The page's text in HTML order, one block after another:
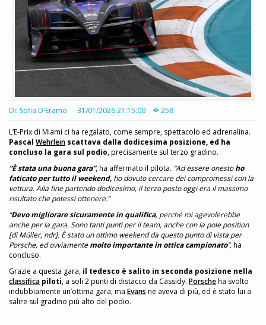
Di: Sofia D'Eramo 31/01/2026 21:15:00 258
L’E-Prix di Miami ci ha regalato, come sempre, spettacolo ed adrenalina.
Pascal Wehrlein scattava dalla dodicesima posizione, ed ha
concluso la gara sul podio, precisamente sul terzo gradino.
“È stata una buona gara”, ha affermato il pilota. “Ad essere onestoho
faticato per tutto il weekend, ho dovuto cercare dei compromessi con la
vettura. Alla fine partendo dodicesimo, il terzo posto oggi era il massimo
risultato che potessi ottenere.”
“Devo migliorare sicuramente in qualifica, perché mi agevolerebbe
anche per la gara. Sono tanti punti per il team, anche con la pole position
[di Müller, ndr]. È stato un ottimo weekend da questo punto di vista per
Porsche, ed ovviamentemolto importante in ottica campionato”,ha
concluso.
Grazie a questa gara, il tedesco è salito in seconda posizione nella
classifica piloti, a soli 2 punti di distacco da Cassidy. Porscheha svolto
indubbiamente un’ottima gara, ma Evans ne aveva di più, ed è stato lui a
salire sul gradino più alto del podio.